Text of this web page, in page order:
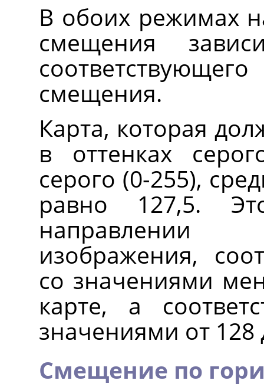
В обоих режимах
смещения
смещения.
Карта, которая
в оттенках
серого (0-255),
равно 127,5.
направлении
изображения,
со значениями
карте, а
значениями от
Смещение по